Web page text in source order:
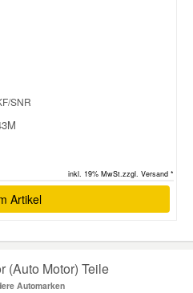
SNR
inkl. 19% MwSt.zzgl. Versand *
Artikel
(Auto Motor) Teile
Automarken